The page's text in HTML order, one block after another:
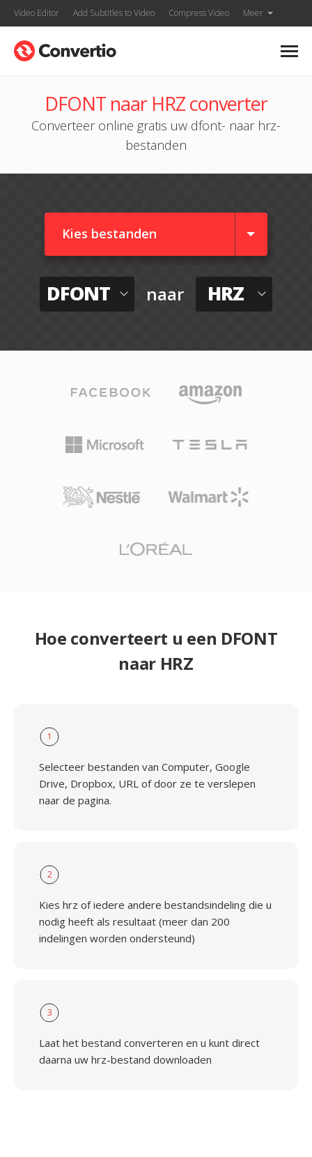
Video Editor Add Subtitles to Video Compress Video Meer
DFONT naar HRZ converter
Converteer online gratis uw dfont- naar hrz-
bestanden
Kies bestanden
DFONT naar HRZ
Hoe converteert u een DFONT
naar HRZ
1
Selecteer bestanden van Computer, Google
Drive, Dropbox, URL of door ze te verslepen
naar de pagina.
2
Kies hrz of iedere andere bestandsindeling die u
nodig heeft als resultaat (meer dan 200
indelingen worden ondersteund)
3
Laat het bestand converteren en u kunt direct
daarna uw hrz-bestand downloaden